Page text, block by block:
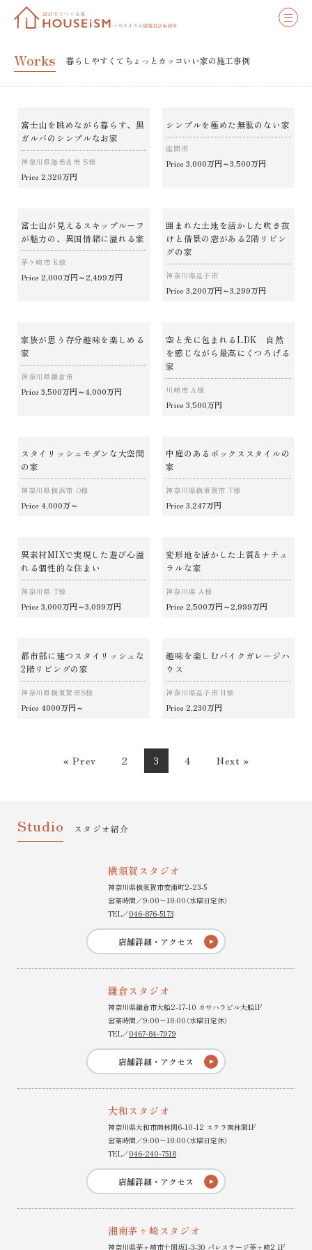
Works 暮らしやすくてちょっとカッコいい家の施工事例
富士山を眺めながら暮らす、黒
ガルバのシンプルなお家
神奈川県海老名市 S様
Price 2,320万円
シンプルを極めた無駄のない家
座間市
Price3,000万円～3,500万円
富士山が見えるスキップルーフ
が魅力の、異国情緒に溢れる家
茅ケ崎市 K様
Price 2,000万円～2,499万円
囲まれた土地を活かした吹き抜
けと借景の窓がある2階リビン
グの家
神奈川県逗子市
Price3,200万円～3,299万円
家族が思う存分趣味を楽しめる
家
神奈川県鎌倉市
Price 3,500万円～4,000万円
空と光に包まれるLDK 自然
を感じながら最高にくつろげる
家
川崎市 A様
Price3,500万円
スタイリッシュモダンな大空間
の家
神奈川県横浜市 O様
Price 4,000万～
中庭のあるボックススタイルの
家
神奈川県横須賀市 T様
Price3,247万円
異素材MIXで実現した遊び心溢
れる個性的な住まい
神奈川県 T様
Price 3,000万円～3,099万円
変形地を活かした上質&ナチュ
ラルな家
神奈川県 A様
Price2,500万円～2,999万円
都市部に建つスタイリッシュな
2階リビングの家
神奈川県横須賀市S様
Price 4000万円～
趣味を楽しむバイクガレージハ
ウス
神奈川県逗子市 H様
Price2,230万円
« Prev 2 3 4 Next »
Studio スタジオ紹介
横須賀スタジオ
神奈川県横須賀市安浦町2-23-5
営業時間／9:00〜18:00（水曜日定休）
TEL／046-876-5173
店舗詳細・アクセス
鎌倉スタジオ
神奈川県鎌倉市大船2-17-10 カサハラビル大船1F
営業時間／9:00〜18:00（水曜日定休）
TEL／0467-84-7979
店舗詳細・アクセス
大和スタジオ
神奈川県大和市南林間6-10-12 ステラ南林間1F
営業時間／9:00〜18:00（水曜日定休）
TEL／046-240-7518
店舗詳細・アクセス
湘南茅ヶ崎スタジオ
神奈川県茅ヶ崎市十間坂1-3-30 パレステージ茅ヶ崎2 1F